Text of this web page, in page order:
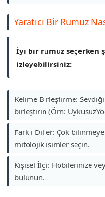
Yaratıcı Bir Rumuz
İyi bir rumuz seçerken
izleyebilirsiniz:
Kelime Birleştirme:
birleştirin (Örn:
Farklı Diller: Çok
mitolojik isimler seçin.
Kişisel İlgi: Hobilerinize
bulunun.